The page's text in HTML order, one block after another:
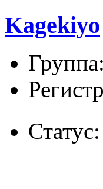
Kagekiyo
Группа:
Статус: